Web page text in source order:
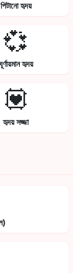
পিটানো হৃদয়
💞
হৃদয়
💟
হৃদয় সজ্জা